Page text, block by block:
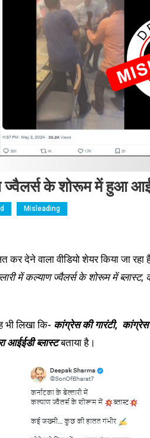
ज्वैलर्स के शोरूम में हुआ
Misleading
कर देने वाला वीडियो शेयर किया जा
में कल्याण ज्वैलर्स के शोरूम में
भी लिखा कि- कांग्रेस की गारंटी, कांग्रेस
आईईडी ब्लास्टबताया है।